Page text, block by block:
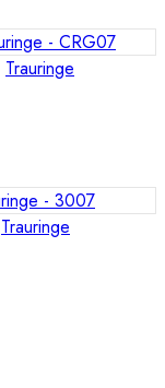
Trauringe
Trauringe